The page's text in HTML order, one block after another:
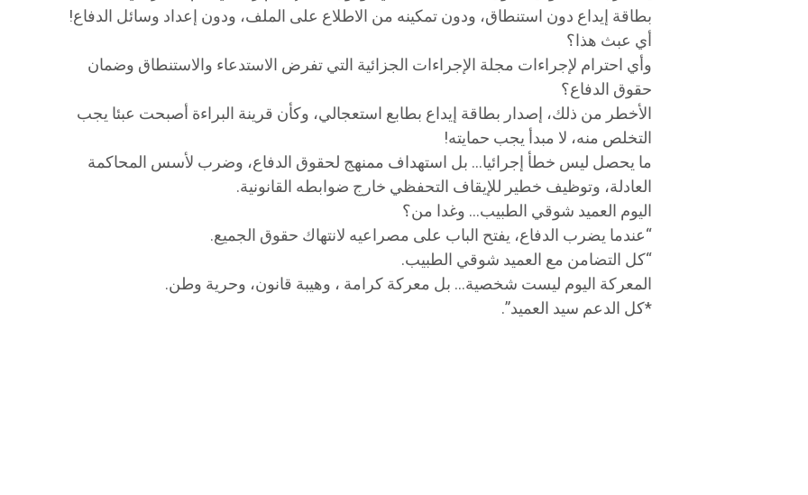
بطاقة إيداع دون استنطاق، ودون تمكينه من الاطلاع على الملف، ودون إعداد وسائل الدفاع!
أي عبث هذا؟
وأي احترام لإجراءات مجلة الإجراءات الجزائية التي تفرض الاستدعاء والاستنطاق وضمان
حقوق الدفاع؟
الأخطر من ذلك، إصدار بطاقة إيداع بطابع استعجالي، وكأن قرينة البراءة أصبحت عبئا يجب
التخلص منه، لا مبدأ يجب حمايته!
ما يحصل ليس خطأ إجرائيا… بل استهداف ممنهج لحقوق الدفاع، وضرب لأسس المحاكمة
العادلة، وتوظيف خطير للإيقاف التحفظي خارج ضوابطه القانونية.
اليوم العميد شوقي الطبيب… وغدا من؟
“عندما يضرب الدفاع، يفتح الباب على مصراعيه لانتهاك حقوق الجميع.
“كل التضامن مع العميد شوقي الطبيب.
المعركة اليوم ليست شخصية… بل معركة كرامة ، وهيبة قانون، وحرية وطن.
*كل الدعم سيد العميد”.